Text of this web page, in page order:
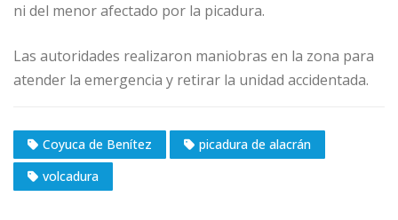
ni del menor afectado por la picadura.
Las autoridades realizaron maniobras en la zona para
atender la emergencia y retirar la unidad accidentada.
Coyuca de Benítez
picadura de alacrán
volcadura